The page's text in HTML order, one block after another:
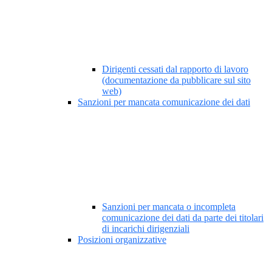
Dirigenti cessati dal rapporto di lavoro
(documentazione da pubblicare sul sito
web)
Sanzioni per mancata comunicazione dei dati
Sanzioni per mancata o incompleta
comunicazione dei dati da parte dei titolari
di incarichi dirigenziali
Posizioni organizzative